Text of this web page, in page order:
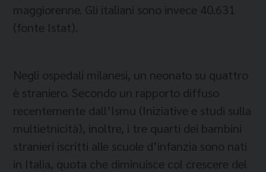
maggiorenne. Gli italiani sono invece 40.631
(fonte Istat).
Negli ospedali milanesi, un neonato su quattro
è straniero. Secondo un rapporto diffuso
recentemente dall’Ismu (Iniziative e studi sulla
multietnicità), inoltre, i tre quarti dei bambini
stranieri iscritti alle scuole d’infanzia sono nati
in Italia, quota che diminuisce col crescere del